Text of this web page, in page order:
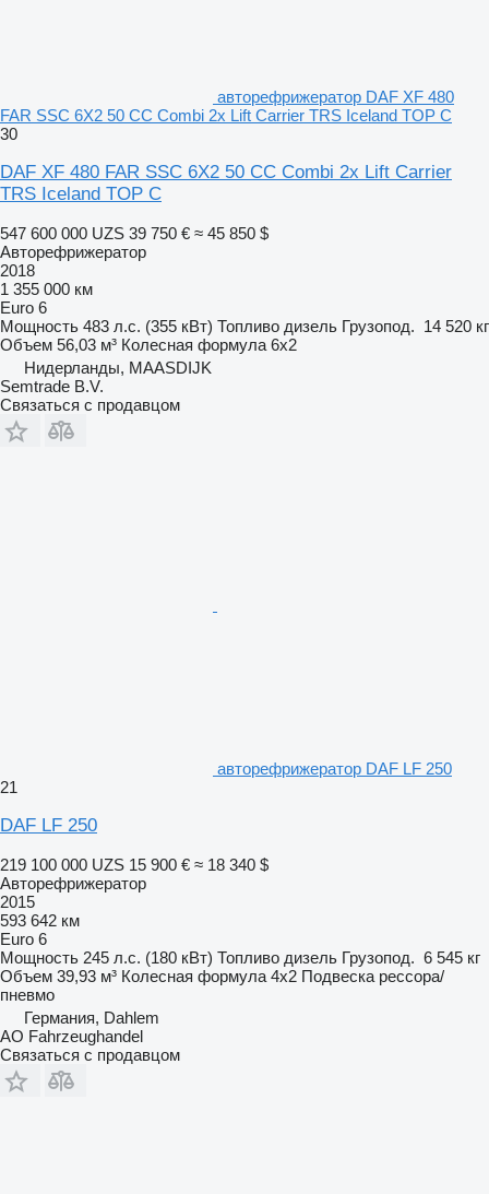
авторефрижератор DAF XF 480
FAR SSC 6X2 50 CC Combi 2x Lift Carrier TRS Iceland TOP C
30
DAF XF 480 FAR SSC 6X2 50 CC Combi 2x Lift Carrier
TRS Iceland TOP C
547 600 000 UZS 39 750 € ≈ 45 850 $
Авторефрижератор
2018
1 355 000 км
Euro 6
Мощность 483 л.с. (355 кВт) Топливо дизель Грузопод. 14 520 кг
Объем 56,03 м³ Колесная формула 6x2
Нидерланды, MAASDIJK
Semtrade B.V.
Связаться с продавцом
авторефрижератор DAF LF 250
21
DAF LF 250
219 100 000 UZS 15 900 € ≈ 18 340 $
Авторефрижератор
2015
593 642 км
Euro 6
Мощность 245 л.с. (180 кВт) Топливо дизель Грузопод. 6 545 кг
Объем 39,93 м³ Колесная формула 4x2 Подвеска рессора/
пневмо
Германия, Dahlem
AO Fahrzeughandel
Связаться с продавцом